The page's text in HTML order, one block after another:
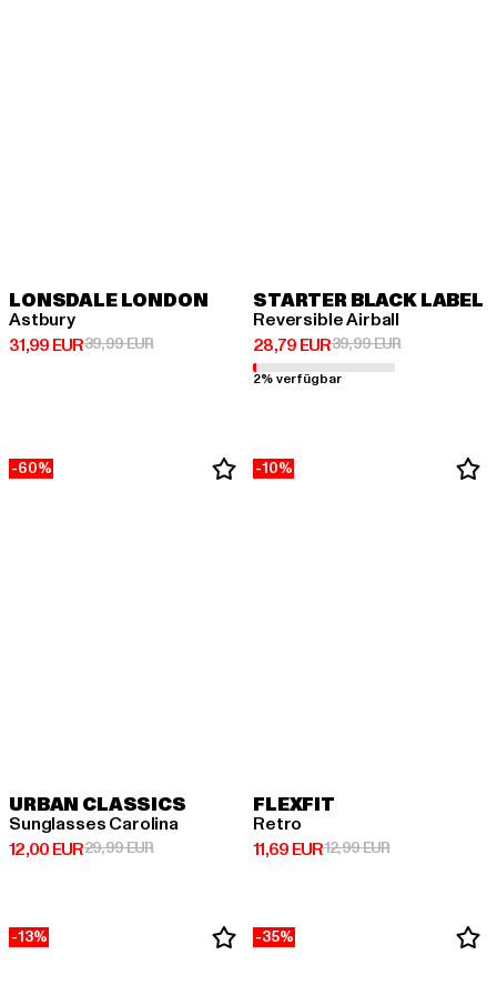
LONSDALE LONDON
Astbury
31,99 EUR
Derzeitiger Preis: 31,99 EUR
39,99 EURAktionspreis: 39,99 EUR
STARTER BLACK LABEL
Reversible Airball
28,79 EUR
Derzeitiger Preis: 28,79 EUR
39,99 EURAktionspreis:
2% verfügbar
-60%
URBAN CLASSICS
Sunglasses Carolina
12,00 EUR
Derzeitiger Preis: 12,00 EUR
29,99 EURAktionspreis: 29,99 EUR
-10%
FLEXFIT
Retro
11,69 EUR
Derzeitiger Preis: 11,69 EUR
12,99 EURAktionspreis:
-13% -35%